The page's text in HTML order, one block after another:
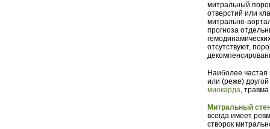
митральный
отверстий или
митрально-
прогноза
отсутствуют,
Наиболее
или (реже)
миокарда,
Митральный
всегда имеет
створок